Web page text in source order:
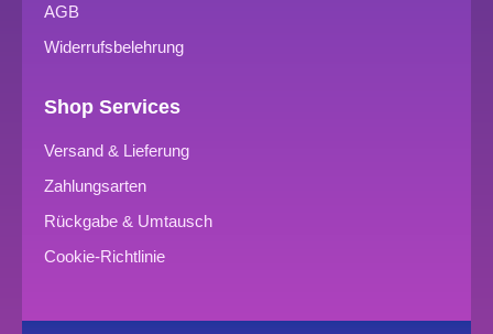
AGB
Widerrufsbelehrung
Shop Services
Versand & Lieferung
Zahlungsarten
Rückgabe & Umtausch
Cookie-Richtlinie